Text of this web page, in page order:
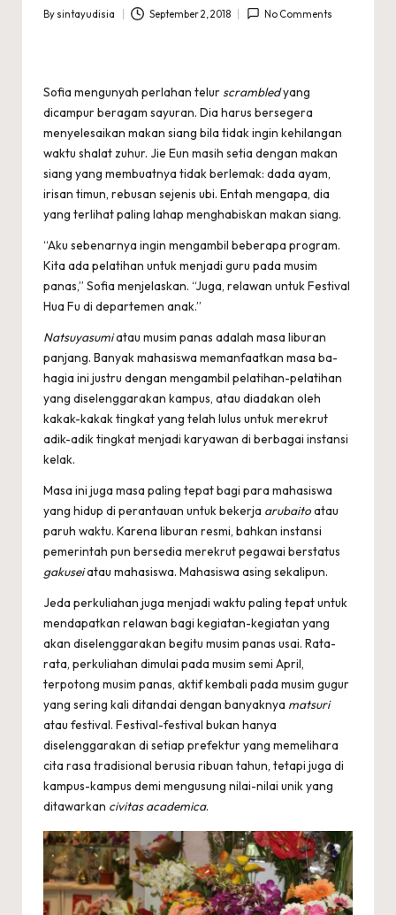
Posted
By sintayudisia September 2, 2018 No Comments
Sofia mengunyah perlahan telur scrambledyang
dicampur beragam sayuran. Dia harus bersegera
menye­lesaikan makan siang bila tidak ingin kehilangan
waktu shalat zuhur. Jie Eun masih setia dengan makan
siang yang membuatnya tidak berlemak: dada ayam,
irisan timun, rebusan sejenis ubi. Entah mengapa, dia
yang terlihat paling lahap menghabiskan makan siang.
“Aku sebenarnya ingin mengambil beberapa program.
Kita ada pelatihan untuk menjadi guru pada musim
panas,” Sofia menjelaskan. “Juga, relawan untuk Festival
Hua Fu di departemen anak.”
Natsuyasumiatau musim panas adalah masa liburan
panjang. Banyak mahasiswa memanfaatkan masa ba­
hagia ini justru dengan mengambil pelatihan-pelatihan
yang diselenggarakan kampus, atau diadakan oleh
kakak-kakak tingkat yang telah lulus untuk merekrut
adik-adik tingkat menjadi karyawan di berbagai instansi
kelak.
Masa ini juga masa paling tepat bagi para mahasiswa
yang hidup di perantauan untuk bekerja arubaitoatau
paruh waktu. Karena liburan resmi, bahkan instansi
pemerintah pun bersedia merekrut pegawai berstatus
gakuseiatau mahasiswa. Mahasiswa asing sekalipun.
Jeda perkuliahan juga menjadi waktu paling tepat untuk
mendapatkan relawan bagi kegiatan-kegiatan yang
akan diselenggarakan begitu musim panas usai. Rata-
rata, perkuliahan dimulai pada musim semi April,
terpotong musim panas, aktif kembali pada musim gugur
yang sering kali ditandai dengan banyaknya matsuri
atau festival. Festival-festival bukan hanya
diselenggarakan di setiap prefektur yang memelihara
cita rasa tradisional berusia ribuan tahun, tetapi juga di
kampus-kampus demi mengusung nilai-nilai unik yang
ditawarkan civitas academica.